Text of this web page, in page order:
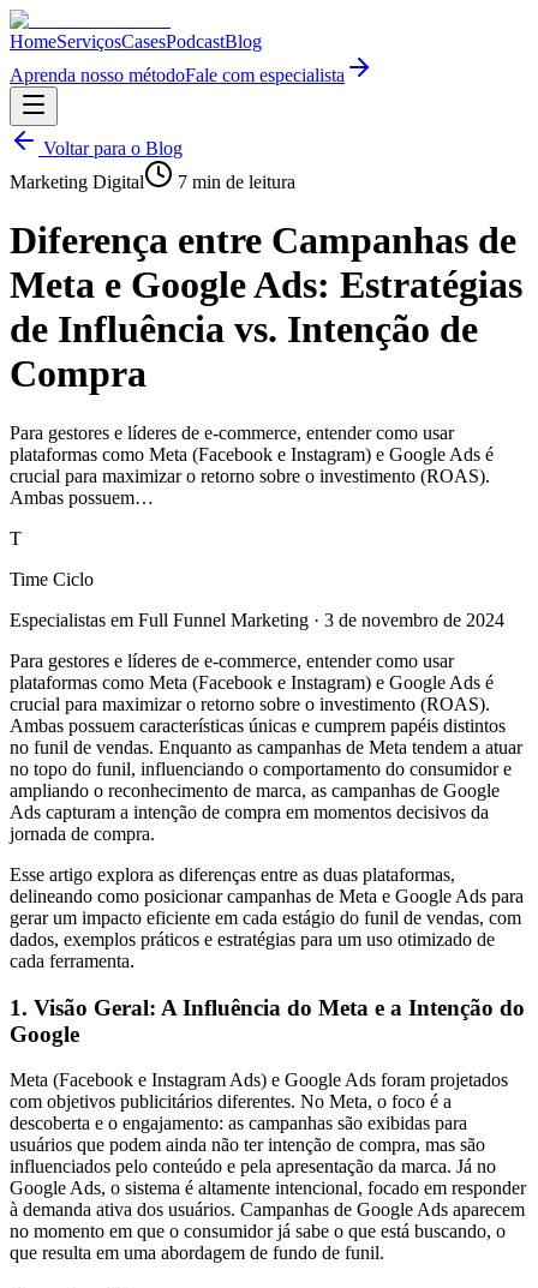
HomeServiçosCasesPodcastBlog
Aprenda nosso métodoFale com especialista
Voltar para o Blog
Marketing Digital
7 min de leitura
Diferença entre Campanhas de
Meta e Google Ads: Estratégias
de Influência vs. Intenção de
Compra
Para gestores e líderes de e-commerce, entender como usar
plataformas como Meta (Facebook e Instagram) e Google Ads é
crucial para maximizar o retorno sobre o investimento (ROAS).
Ambas possuem…
T
Time Ciclo
Especialistas em Full Funnel Marketing · 3 de novembro de 2024
Para gestores e líderes de e-commerce, entender como usar
plataformas como Meta (Facebook e Instagram) e Google Ads é
crucial para maximizar o retorno sobre o investimento (ROAS).
Ambas possuem características únicas e cumprem papéis distintos
no funil de vendas. Enquanto as campanhas de Meta tendem a atuar
no topo do funil, influenciando o comportamento do consumidor e
ampliando o reconhecimento de marca, as campanhas de Google
Ads capturam a intenção de compra em momentos decisivos da
jornada de compra.
Esse artigo explora as diferenças entre as duas plataformas,
delineando como posicionar campanhas de Meta e Google Ads para
gerar um impacto eficiente em cada estágio do funil de vendas, com
dados, exemplos práticos e estratégias para um uso otimizado de
cada ferramenta.
1. Visão Geral: A Influência do Meta e a Intenção do
Google
Meta (Facebook e Instagram Ads) e Google Ads foram projetados
com objetivos publicitários diferentes. No Meta, o foco é a
descoberta e o engajamento: as campanhas são exibidas para
usuários que podem ainda não ter intenção de compra, mas são
influenciados pelo conteúdo e pela apresentação da marca. Já no
Google Ads, o sistema é altamente intencional, focado em responder
à demanda ativa dos usuários. Campanhas de Google Ads aparecem
no momento em que o consumidor já sabe o que está buscando, o
que resulta em uma abordagem de fundo de funil.